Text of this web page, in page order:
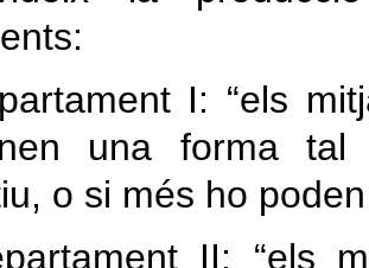
I: “els
una forma tal
o si més ho poden
II: “els